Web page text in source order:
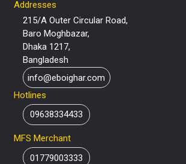
Addresses
215/A Outer Circular Road,
Baro Moghbazar,
Dhaka 1217,
Bangladesh
info@eboighar.com
Hotlines
09638334433
MFS Merchant
01779003333